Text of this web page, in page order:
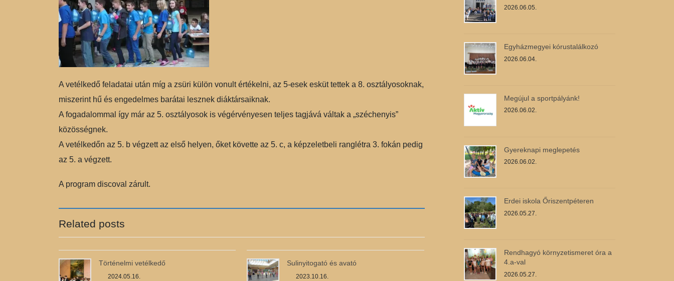
A vetélkedő feladatai után míg a zsüri külön vonult értékelni, az 5-esek esküt tettek a 8. osztályosoknak,
miszerint hű és engedelmes barátai lesznek diáktársaiknak.
A fogadalommal így már az 5. osztályosok is végérvényesen teljes tagjává váltak a „széchenyis”
közösségnek.
A vetélkedőn az 5. b végzett az első helyen, őket követte az 5. c, a képzeletbeli ranglétra 3. fokán pedig
az 5. a végzett.
A program discoval zárult.
Related posts
Történelmi vetélkedő
2024.05.16.
Sulinyitogató és avató
2023.10.16.
2026.06.05.
Egyházmegyei kórustalálkozó
2026.06.04.
Megújul a sportpályánk!
2026.06.02.
Gyereknapi meglepetés
2026.06.02.
Erdei iskola Őriszentpéteren
2026.05.27.
Rendhagyó környzetismeret óra a
4.a-val
2026.05.27.